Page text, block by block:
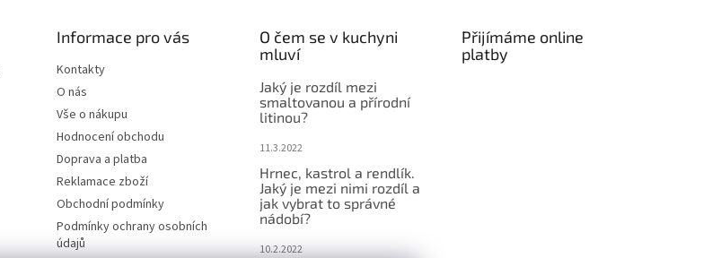
Informace pro vás
Kontakty
O nás
Vše o nákupu
Hodnocení obchodu
Doprava a platba
Reklamace zboží
Obchodní podmínky
Podmínky ochrany osobních
údajů
O čem se v kuchyni
mluví
Jaký je rozdíl mezi
smaltovanou a přírodní
litinou?
11.3.2022
Hrnec, kastrol a rendlík.
Jaký je mezi nimi rozdíl a
jak vybrat to správné
nádobí?
10.2.2022
Přijímáme online
platby